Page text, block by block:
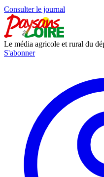
Consulter le journal
Le média agricole et rural du
S'abonner